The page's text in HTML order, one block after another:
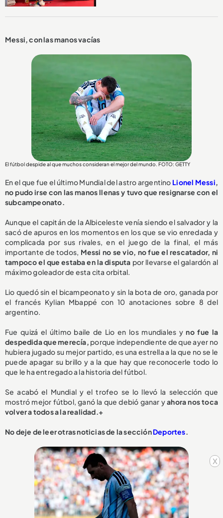
x
Messi, con las manos vacías
El fútbol despide al que muchos consideran el mejor del mundo. FOTO: GETTY
En el que fue el último Mundial del astro argentino Lionel Messi,
no pudo irse con las manos llenas y tuvo que resignarse con el
subcampeonato.
Aunque el capitán de la Albiceleste venía siendo el salvador y la
sacó de apuros en los momentos en los que se vio enredada y
complicada por sus rivales, en el juego de la final, el más
importante de todos, Messi no se vio, no fue el rescatador, ni
tampoco el que estaba en la disputa por llevarse el galardón al
máximo goleador de esta cita orbital.
Lio quedó sin el bicampeonato y sin la bota de oro, ganada por
el francés Kylian Mbappé con 10 anotaciones sobre 8 del
argentino.
Fue quizá el último baile de Lio en los mundiales yno fue la
despedida que merecía, porque independiente de que ayer no
hubiera jugado su mejor partido, es una estrella a la que no se le
puede apagar su brillo y a la que hay que reconocerle todo lo
que le ha entregado a la historia del fútbol.
Se acabó el Mundial y el trofeo se lo llevó la selección que
mostró mejor fútbol, ganó la que debió ganar yahora nos toca
volver a todos a la realidad.+
No deje de leer otras noticias de la secciónDeportes.